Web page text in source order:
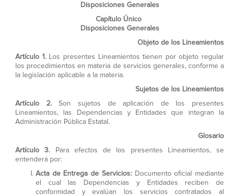
Disposiciones Generales
Capítulo Único
Disposiciones Generales
Objeto de los Lineamientos
Artículo 1.Los presentes Lineamientos tienen por objeto regular
los procedimientos en materia de servicios generales, conforme a
la legislación aplicable a la materia.
Sujetos de los Lineamientos
Artículo 2.Son sujetos de aplicación de los presentes
Lineamientos, las Dependencias y Entidades que integran la
Administración Pública Estatal.
Glosario
Artículo 3. Para efectos de los presentes Lineamientos, se
entenderá por:
Acta de Entrega de Servicios:Documento oficial mediante
el cual las Dependencias y Entidades reciben de
conformidad y evalúan los servicios contratados al